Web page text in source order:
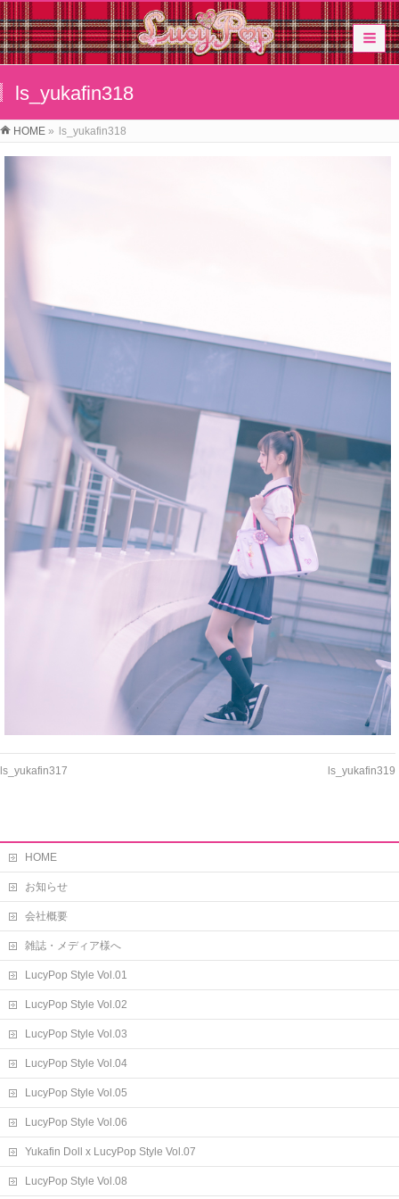
ls_yukafin318
HOME » ls_yukafin318
ls_yukafin317 ls_yukafin319
HOME
お知らせ
会社概要
雑誌・メディア様へ
LucyPop Style Vol.01
LucyPop Style Vol.02
LucyPop Style Vol.03
LucyPop Style Vol.04
LucyPop Style Vol.05
LucyPop Style Vol.06
Yukafin Doll x LucyPop Style Vol.07
LucyPop Style Vol.08